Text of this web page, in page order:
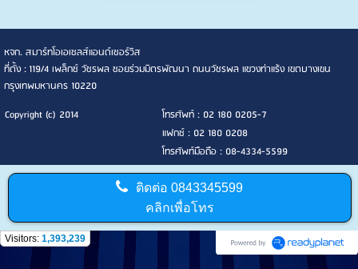
หจก. สมาร์ทโอเอเซลส์แอนด์เซอร์วิส
ที่ตั้ง : 119/4 เพล็กซ์ วัชรพล ซอยร่วมมิตรพัฒนา ถนนวัชรพล แขวงท่าแร้ง เขตบางเขน
กรุงเทพมหานคร 10220
Copyright (c) 2014
โทรศัพท์ : 02 180 0205-7
แฟกซ์ : 02 180 0208
โทรศัพท์มือถือ : 08-4334-5599
ติดต่อ0843345599
คลิกเพื่อโทร
Visitors: 1,393,239